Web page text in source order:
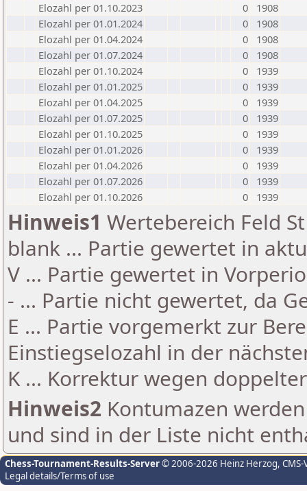
Elozahl per 01.10.2023
0
1908
Elozahl per 01.01.2024
0
1908
Elozahl per 01.04.2024
0
1908
Elozahl per 01.07.2024
0
1908
Elozahl per 01.10.2024
0
1939
Elozahl per 01.01.2025
0
1939
Elozahl per 01.04.2025
0
1939
Elozahl per 01.07.2025
0
1939
Elozahl per 01.10.2025
0
1939
Elozahl per 01.01.2026
0
1939
Elozahl per 01.04.2026
0
1939
Elozahl per 01.07.2026
0
1939
Elozahl per 01.10.2026
0 1939
Hinweis1 Wertebereich Feld
blank ... Partie gewertet in
V ... Partie gewertet in
- ... Partie nicht gewertet, da
E ... Partie vorgemerkt zur
Einstiegselozahl in der
K ... Korrektur wegen
Hinweis2 Kontumazen
und sind in der Liste nicht
Chess-Tournament-Results-Server© 2006-2026 Heinz Herzog,
Legal details/Terms of use